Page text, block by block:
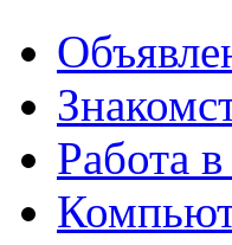
Работа